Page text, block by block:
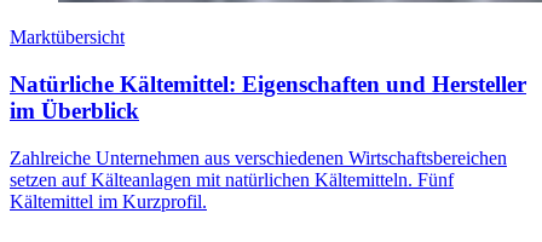
Marktübersicht
Natürliche Kältemittel: Eigenschaften und Hersteller
im Überblick
Zahlreiche Unternehmen aus verschiedenen Wirtschaftsbereichen
setzen auf Kälteanlagen mit natürlichen Kältemitteln. Fünf
Kältemittel im Kurzprofil.